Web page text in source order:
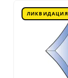
ЛИКВИДАЦИЯ